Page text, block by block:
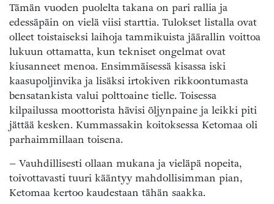
Tämän vuoden puolelta takana on pari rallia ja
edessäpäin on vielä viisi starttia. Tulokset listalla ovat
olleet toistaiseksi laihoja tammikuista jäärallin voittoa
lukuun ottamatta, kun tekniset ongelmat ovat
kiusanneet menoa. Ensimmäisessä kisassa iski
kaasupoljinvika ja lisäksi irtokiven rikkoontumasta
bensatankista valui polttoaine tielle. Toisessa
kilpailussa moottorista hävisi öljynpaine ja leikki piti
jättää kesken. Kummassakin koitoksessa Ketomaa oli
parhaimmillaan toisena.
– Vauhdillisesti ollaan mukana ja vieläpä nopeita,
toivottavasti tuuri kääntyy mahdollisimman pian,
Ketomaa kertoo kaudestaan tähän saakka.